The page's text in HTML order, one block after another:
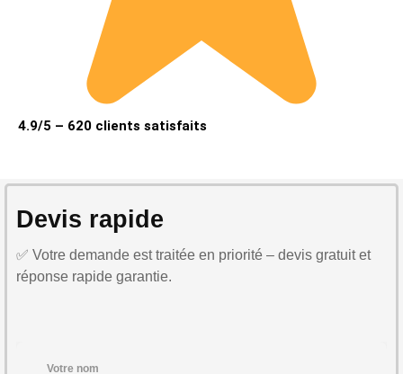
4.9/5 – 620 clients satisfaits
Devis rapide
✅ Votre demande est traitée en priorité – devis gratuit et
réponse rapide garantie.
Votre nom